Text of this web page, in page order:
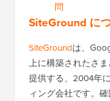
問
SiteGround に
SiteGroundは、
上に構築されたさ
提供する、2004年
ィング会社です。